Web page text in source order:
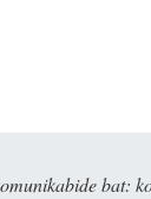
bat: